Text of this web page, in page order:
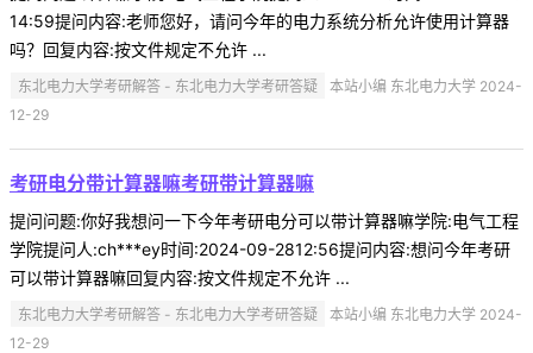
14:59提问内容:老师您好，请问今年的电力系统分析允许使用计算器
吗？回复内容:按文件规定不允许 ...
东北电力大学考研解答 - 东北电力大学考研答疑
本站小编 东北电力大学 2024-
12-29
考研电分带计算器嘛考研带计算器嘛
提问问题:你好我想问一下今年考研电分可以带计算器嘛学院:电气工程
学院提问人:ch***ey时间:2024-09-2812:56提问内容:想问今年考研
可以带计算器嘛回复内容:按文件规定不允许 ...
东北电力大学考研解答 - 东北电力大学考研答疑
本站小编 东北电力大学 2024-
12-29